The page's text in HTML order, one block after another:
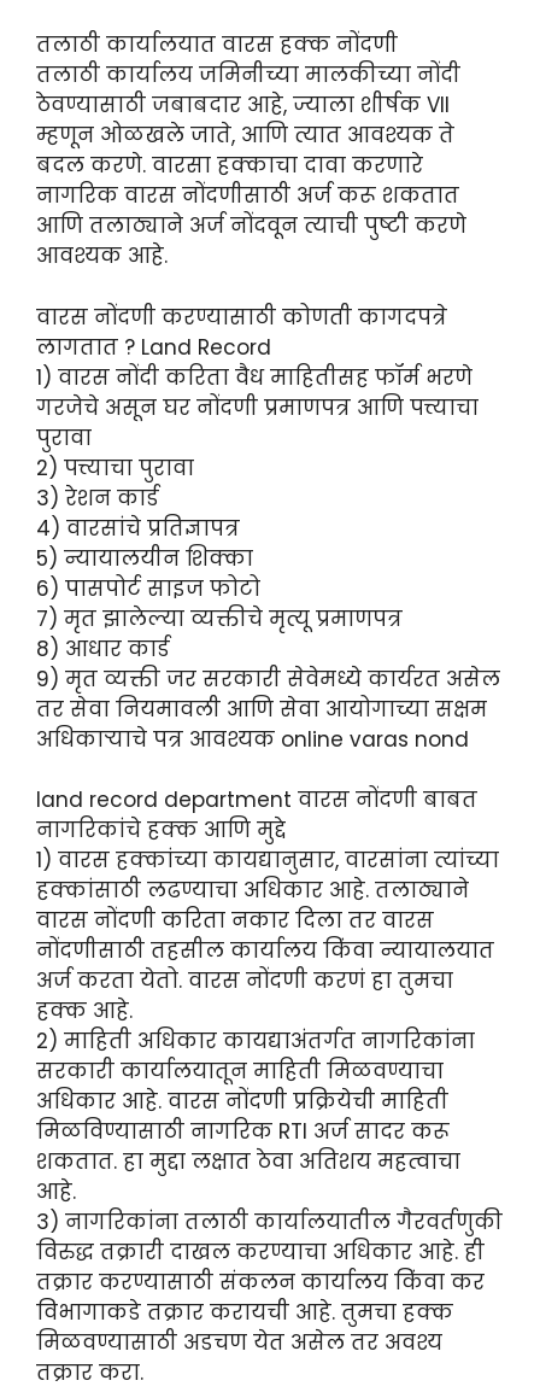
तलाठी कार्यालयात वारस हक्क नोंदणी
तलाठी कार्यालय जमिनीच्या मालकीच्या नोंदी
ठेवण्यासाठी जबाबदार आहे, ज्याला शीर्षक VII
म्हणून ओळखले जाते, आणि त्यात आवश्यक ते
बदल करणे. वारसा हक्काचा दावा करणारे
नागरिक वारस नोंदणीसाठी अर्ज करू शकतात
आणि तलाठ्याने अर्ज नोंदवून त्याची पुष्टी करणे
आवश्यक आहे.
वारस नोंदणी करण्यासाठी कोणती कागदपत्रे
लागतात ? Land Record
1) वारस नोंदी करिता वैध माहितीसह फॉर्म भरणे
गरजेचे असून घर नोंदणी प्रमाणपत्र आणि पत्त्याचा
पुरावा
2) पत्त्याचा पुरावा
3) रेशन कार्ड
4) वारसांचे प्रतिज्ञापत्र
5) न्यायालयीन शिक्का
6) पासपोर्ट साइज फोटो
7) मृत झालेल्या व्यक्तीचे मृत्यू प्रमाणपत्र
8) आधार कार्ड
9) मृत व्यक्ती जर सरकारी सेवेमध्ये कार्यरत असेल
तर सेवा नियमावली आणि सेवा आयोगाच्या सक्षम
अधिकाऱ्याचे पत्र आवश्यक online varas nond
land record department वारस नोंदणी बाबत
नागरिकांचे हक्क आणि मुद्दे
1) वारस हक्कांच्या कायद्यानुसार, वारसांना त्यांच्या
हक्कांसाठी लढण्याचा अधिकार आहे. तलाठ्याने
वारस नोंदणी करिता नकार दिला तर वारस
नोंदणीसाठी तहसील कार्यालय किंवा न्यायालयात
अर्ज करता येतो. वारस नोंदणी करणं हा तुमचा
हक्क आहे.
2) माहिती अधिकार कायद्याअंतर्गत नागरिकांना
सरकारी कार्यालयातून माहिती मिळवण्याचा
अधिकार आहे. वारस नोंदणी प्रक्रियेची माहिती
मिळविण्यासाठी नागरिक RTI अर्ज सादर करू
शकतात. हा मुद्दा लक्षात ठेवा अतिशय महत्वाचा
आहे.
3) नागरिकांना तलाठी कार्यालयातील गैरवर्तणुकी
विरुद्ध तक्रारी दाखल करण्याचा अधिकार आहे. ही
तक्रार करण्यासाठी संकलन कार्यालय किंवा कर
विभागाकडे तक्रार करायची आहे. तुमचा हक्क
मिळवण्यासाठी अडचण येत असेल तर अवश्य
तक्रार करा.